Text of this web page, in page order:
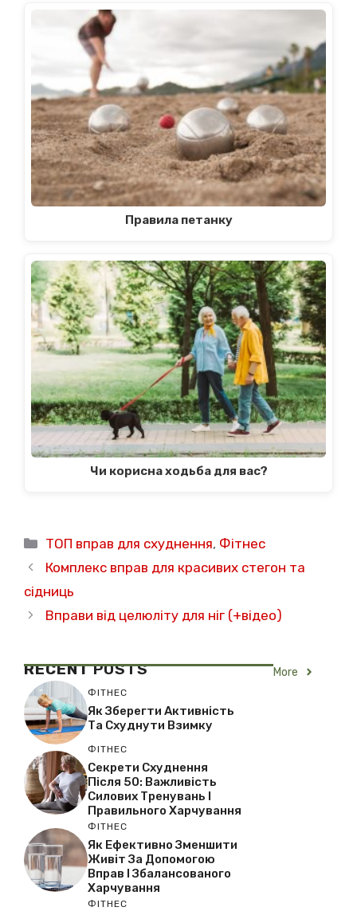
Правила петанку
Чи корисна ходьба для вас?
Категорії
ТОП вправ для схуднення, Фітнес
Комплекс вправ для красивих стегон та
сідниць
Вправи від целюліту для ніг (+відео)
RECENTPOSTS More
ФІТНЕС
Як Зберегти Активність
Та Схуднути Взимку
ФІТНЕС
Секрети Схуднення
Після 50: Важливість
Силових Тренувань І
Правильного Харчування
ФІТНЕС
Як Ефективно Зменшити
Живіт За Допомогою
Вправ І Збалансованого
Харчування
ФІТНЕС